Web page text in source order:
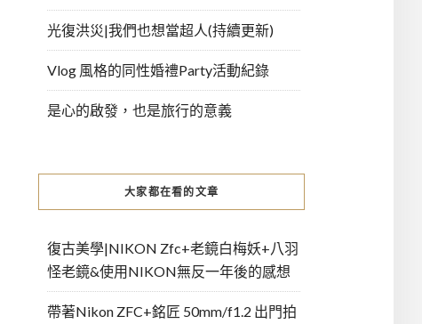
光復洪災|我們也想當超人(持續更新)
Vlog 風格的同性婚禮Party活動紀錄
是心的啟發，也是旅行的意義
大家都在看的文章
復古美學|NIKON Zfc+老鏡白梅妖+八羽
怪老鏡&使用NIKON無反一年後的感想
帶著Nikon ZFC+銘匠 50mm/f1.2 出門拍